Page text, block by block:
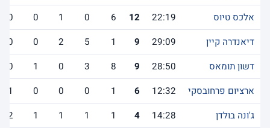
אלכס טיוס
22:19
12
6
0
1
0
0
דיאנדרה קיין
29:09
9
1
5
2
0
0
דשון תומאס
28:50
9
8
3
0
1
0
ארציום פרחובסקי
12:32
6
1
0
0
0
1
ג'ונה בולדן
14:28
4
1
1
1
1
2